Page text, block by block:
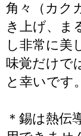
角々（カク
き上げ、ま
し非常に美
味覚だけで
と幸いです。
＊錫は熱伝